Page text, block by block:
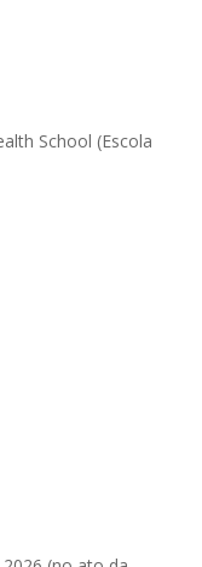
School (Escola